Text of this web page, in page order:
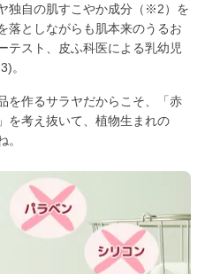
独自の肌すこやか成分（※2）を
落としながらも肌本来のうるお
テスト、皮ふ科医による乳幼児
。
を作るサラヤだからこそ、「赤
を考え抜いて、植物生まれの